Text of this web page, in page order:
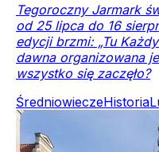
Tegoroczny Jarmark
od 25 lipca do 16
edycji brzmi: „Tu
dawna organizowana
wszystko się zaczęło?
ŚredniowieczeHistoria